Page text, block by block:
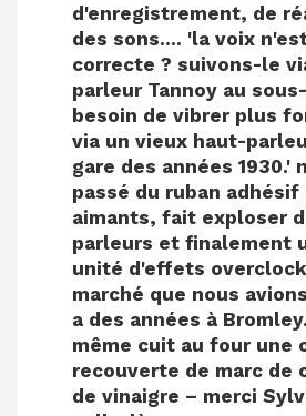
d'enregistrement, de
des sons…. 'la voix
correcte ? suivons-le
parleur Tannoy au
besoin de vibrer plus
via un vieux haut-
gare des années 1930.'
passé du ruban adhésif
aimants, fait exploser
parleurs et finalement
unité d'effets
marché que nous
a des années à
même cuit au four une
recouverte de marc de
de vinaigre – merci